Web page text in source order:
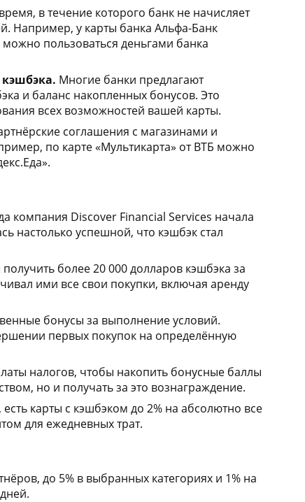
в течение которого банк не начисляет
Например, у карты банка Альфа-Банк
можно пользоваться деньгами банка
Многие банки предлагают
и баланс накопленных бонусов. Это
всех возможностей вашей карты.
соглашения с магазинами и
по карте «Мультикарта» от ВТБ можно
компания Discover Financial Services начала
настолько успешной, что кэшбэк стал
более 20 000 долларов кэшбэка за
ими все свои покупки, включая аренду
бонусы за выполнение условий.
первых покупок на определённую
налогов, чтобы накопить бонусные баллы
но и получать за это вознаграждение.
карты с кэшбэком до 2% на абсолютно все
для ежедневных трат.
до 5% в выбранных категориях и 1% на